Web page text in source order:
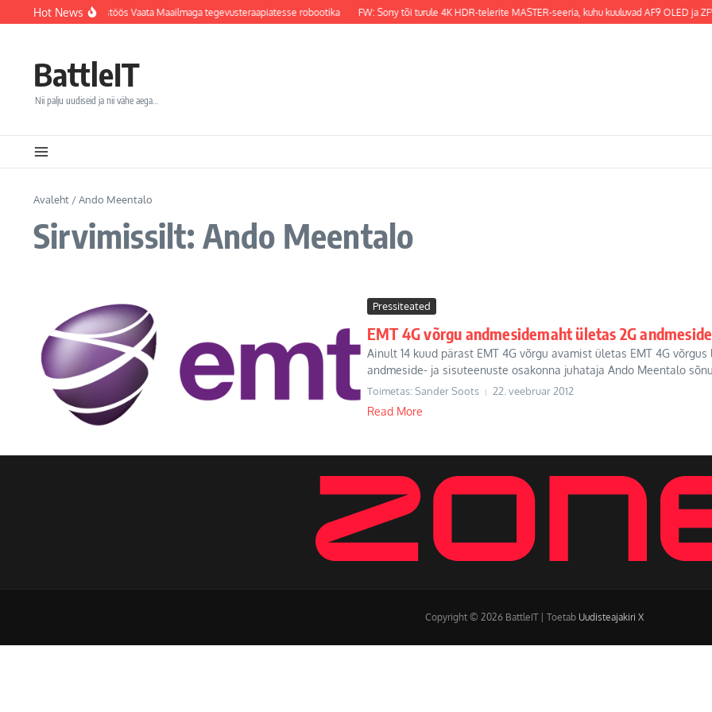
Sisu juurdeHot News
haigla integreerib koostöös Vaata Maailmaga tegevusteraapiatesse robootika FW: Sony tõi turule 4K HDR-telerite MASTER-seeria, kuhu kuuluvad AF9 OLED ja
BattleIT
Nii palju uudiseid ja nii vähe aega…
Avaleht /Ando Meentalo
Sirvimissilt: Ando Meentalo
Pressiteated
EMT 4G võrgu andmesidemaht ületas 2G
Ainult 14 kuud pärast EMT 4G võrgu avamist ületas EMT 4G
andmeside- ja sisuteenuste osakonna juhataja Ando Meentalo
Toimetas: Sander Soots 22. veebruar 2012
Read More
Copyright © 2026 BattleIT | Toetab Uudisteajakiri X